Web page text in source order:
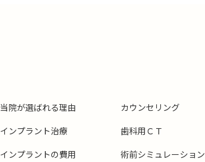
当院が選ばれる理由
インプラント治療
インプラントの費用
カウンセリング
歯科用ＣＴ
術前シミュレーション